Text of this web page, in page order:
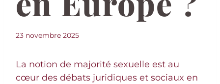
23 novembre 2025
La notion de majorité sexuelle est au
cœur des débats juridiques et sociaux en